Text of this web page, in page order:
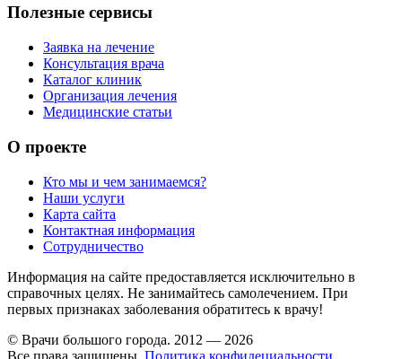
Полезные сервисы
Заявка на лечение
Консультация врача
Каталог клиник
Организация лечения
Медицинские статьи
О проекте
Кто мы и чем занимаемся?
Наши услуги
Карта сайта
Контактная информация
Сотрудничество
Информация на сайте предоставляется исключительно в
справочных целях. Не занимайтесь самолечением. При
первых признаках заболевания обратитесь к врачу!
© Врачи большого города. 2012 — 2026
Все права защищены. Политика конфидециальности